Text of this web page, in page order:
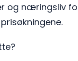
og næringsliv